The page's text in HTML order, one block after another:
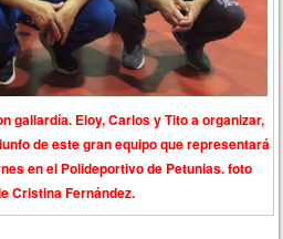
gallardía. Eloy, Carlos y Tito a organizar,
de este gran equipo que representará
en el Polideportivo de Petunias. foto
Cristina Fernández.